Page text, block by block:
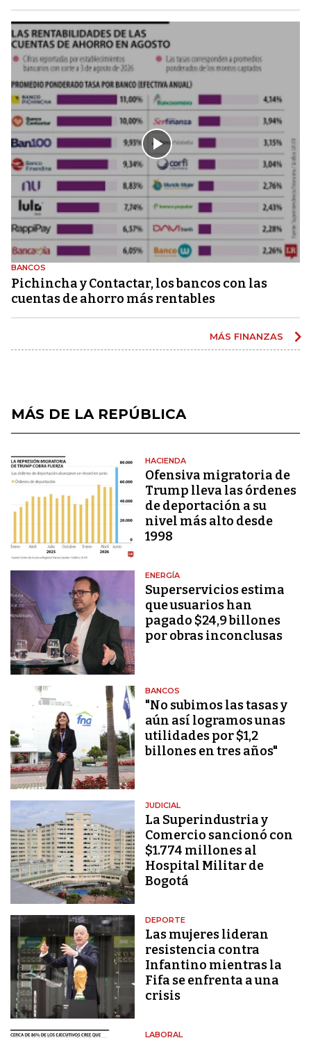
BANCOS
Pichincha y Contactar, los bancos con las
cuentas de ahorro más rentables
MÁS FINANZAS
MÁS DE LA REPÚBLICA
HACIENDA
Ofensiva migratoria de
Trump lleva las órdenes
de deportación a su
nivel más alto desde
1998
ENERGÍA
Superservicios estima
que usuarios han
pagado $24,9 billones
por obras inconclusas
BANCOS
"No subimos las tasas y
aún así logramos unas
utilidades por $1,2
billones en tres años"
JUDICIAL
La Superindustria y
Comercio sancionó con
$1.774 millones al
Hospital Militar de
Bogotá
DEPORTE
Las mujeres lideran
resistencia contra
Infantino mientras la
Fifa se enfrenta a una
crisis
LABORAL